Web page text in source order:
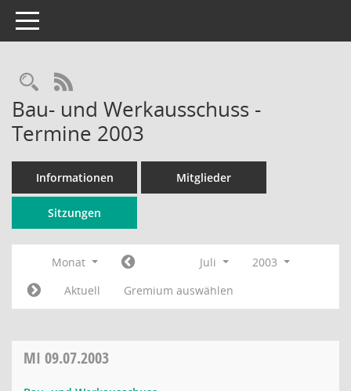
Toggle navigation
Rechercheauswahl
RSS-Feed
Bau- und Werkausschuss -
Termine 2003
Informationen Mitglieder
Sitzungen
Monat Juli
2003
Aktuell
Gremium auswählen
MI 09.07.2003